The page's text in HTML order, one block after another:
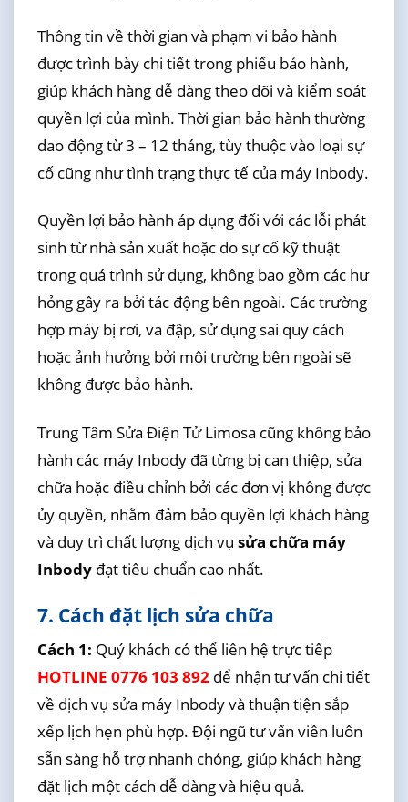
Thông tin về thời gian và phạm vi bảo hành
được trình bày chi tiết trong phiếu bảo hành,
giúp khách hàng dễ dàng theo dõi và kiểm soát
quyền lợi của mình. Thời gian bảo hành thường
dao động từ 3 – 12 tháng, tùy thuộc vào loại sự
cố cũng như tình trạng thực tế của máy Inbody.
Quyền lợi bảo hành áp dụng đối với các lỗi phát
sinh từ nhà sản xuất hoặc do sự cố kỹ thuật
trong quá trình sử dụng, không bao gồm các hư
hỏng gây ra bởi tác động bên ngoài. Các trường
hợp máy bị rơi, va đập, sử dụng sai quy cách
hoặc ảnh hưởng bởi môi trường bên ngoài sẽ
không được bảo hành.
Trung Tâm Sửa Điện Tử Limosa cũng không bảo
hành các máy Inbody đã từng bị can thiệp, sửa
chữa hoặc điều chỉnh bởi các đơn vị không được
ủy quyền, nhằm đảm bảo quyền lợi khách hàng
và duy trì chất lượng dịch vụ sửa chữa máy
Inbodyđạt tiêu chuẩn cao nhất.
7. Cách đặt lịch sửa chữa
Cách 1: Quý khách có thể liên hệ trực tiếp
HOTLINE 0776 103 892để nhận tư vấn chi tiết
về dịch vụ sửa máy Inbody và thuận tiện sắp
xếp lịch hẹn phù hợp. Đội ngũ tư vấn viên luôn
sẵn sàng hỗ trợ nhanh chóng, giúp khách hàng
đặt lịch một cách dễ dàng và hiệu quả.